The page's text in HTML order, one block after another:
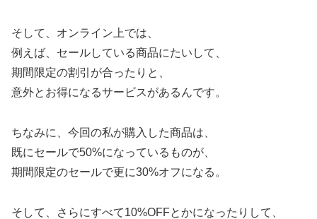
そして、オンライン上では、
例えば、セールしている商品にたいして、
期間限定の割引が合ったりと、
意外とお得になるサービスがあるんです。
ちなみに、今回の私が購入した商品は、
既にセールで50%になっているものが、
期間限定のセールで更に30%オフになる。
そして、さらにすべて10%OFFとかになったりして、